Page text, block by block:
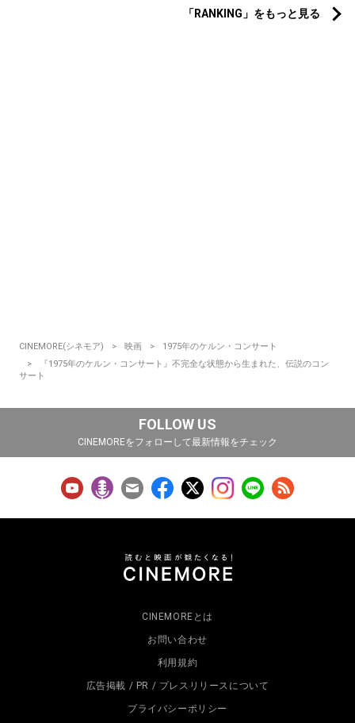
「RANKING」をもっと見る
CINEMORE(シネモア) 映画
1975年のケルン・コンサート
『1975年のケルン・コンサート』不完全な状態から生まれた、伝説のコン
サート
FOLLOW US
CINEMOREをフォローして最新情報をチェック
CINEMOREとは
お問い合わせ
利用規約
広告掲載 / PR / プレスリリースについて
プライバシーポリシー